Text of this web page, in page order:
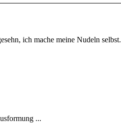
ich mache meine Nudeln selbst.
...